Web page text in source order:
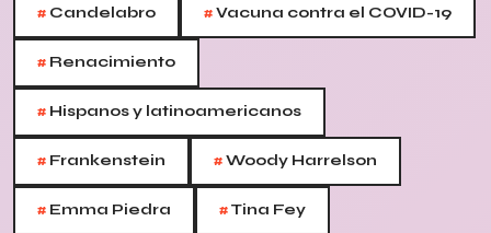
# Candelabro #Vacuna contra el COVID-19
# Renacimiento
# Hispanos y latinoamericanos
# Frankenstein #Woody Harrelson
# Emma Piedra #Tina Fey